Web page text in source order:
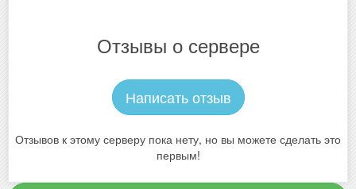
Отзывы о сервере
Написать отзыв
Отзывов к этому серверу пока нету, но вы можете сделать это
первым!